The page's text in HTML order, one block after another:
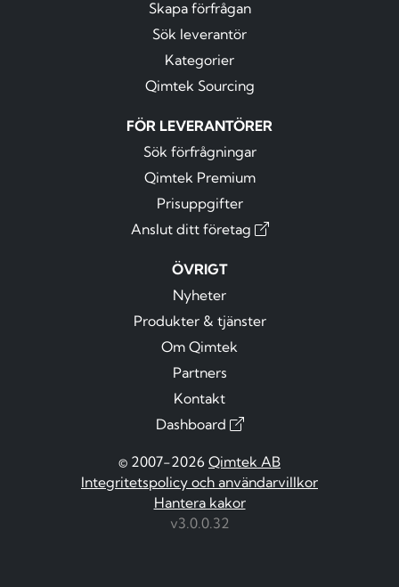
Skapa förfrågan
Sök leverantör
Kategorier
Qimtek Sourcing
FÖR LEVERANTÖRER
Sök förfrågningar
Qimtek Premium
Prisuppgifter
Anslut ditt företag
ÖVRIGT
Nyheter
Produkter & tjänster
Om Qimtek
Partners
Kontakt
Dashboard
© 2007-2026 Qimtek AB
Integritetspolicy och användarvillkor
Hantera kakor
v3.0.0.32